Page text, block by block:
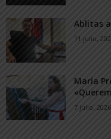
Ablitas
11 julio,
María
7 julio, 2026